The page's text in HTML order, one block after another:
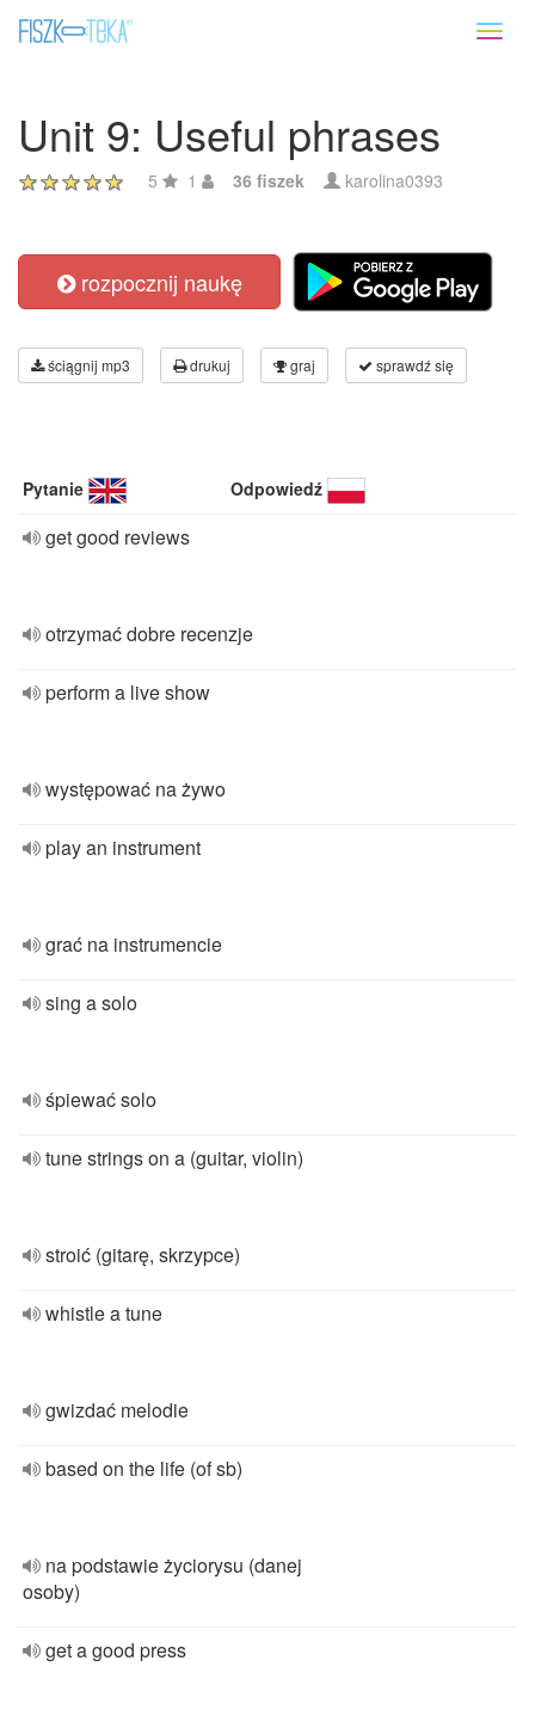
Unit 9: Useful phrases
5 1 36 fiszek karolina0393
rozpocznij naukę
ściągnij mp3 drukuj graj sprawdź się
Pytanie Odpowiedź
get good reviews
otrzymać dobre recenzje
perform a live show
występować na żywo
play an instrument
grać na instrumencie
sing a solo
śpiewać solo
tune strings on a (guitar, violin)
stroić (gitarę, skrzypce)
whistle a tune
gwizdać melodie
based on the life (of sb)
na podstawie życiorysu (danej
osoby)
get a good press